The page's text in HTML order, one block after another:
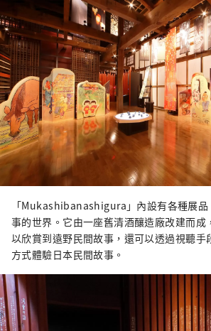
「Mukashibanashigura」內設有各種展
事的世界。它由一座舊清酒釀造廠改建而成
以欣賞到遠野民間故事，還可以透過視聽手
方式體驗日本民間故事。